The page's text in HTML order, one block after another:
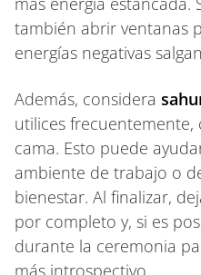
también abrir ventanas
energías negativas
Además, considera
utilices
cama. Esto puede
ambiente de trabajo o
bienestar. Al finalizar,
por completo y, si es
durante la ceremonia
más introspectivo.